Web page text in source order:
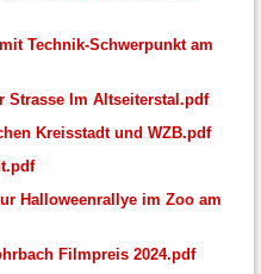
Technik-Schwerpunkt am
Strasse Im Altseiterstal.pdf
Kreisstadt und WZB.pdf
Halloweenrallye im Zoo am
Filmpreis 2024.pdf